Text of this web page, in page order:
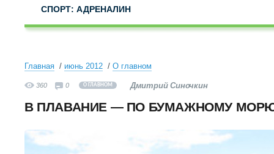
СПОРТ: АДРЕНАЛИН
Главная июнь 2012 О главном
360 0 О ГЛАВНОМ Дмитрий Синочкин
В ПЛАВАНИЕ — ПО БУМАЖНОМУ